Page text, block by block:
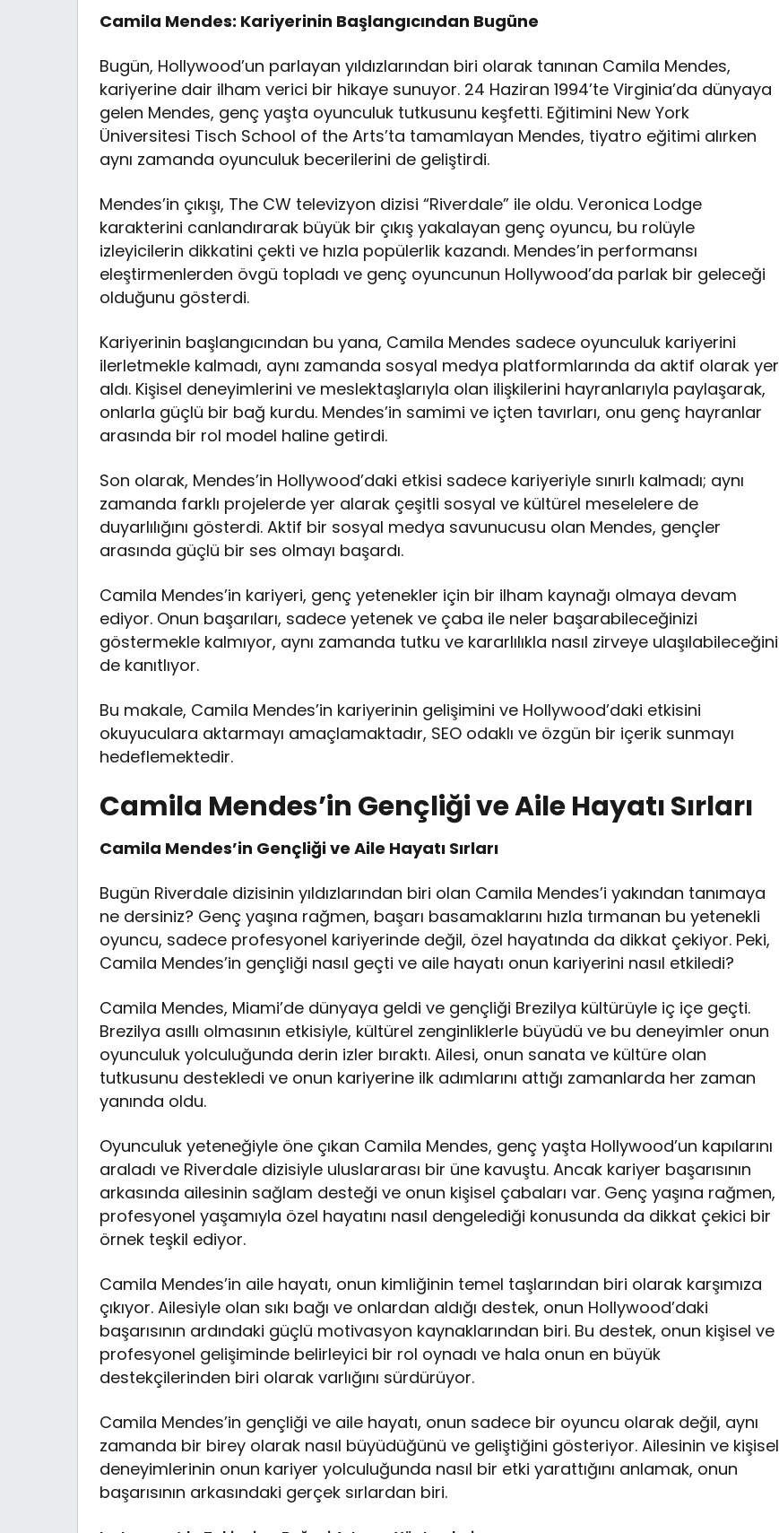
Camila Mendes: Kariyerinin Başlangıcından Bugüne
Bugün, Hollywood’un parlayan yıldızlarından biri olarak tanınan Camila Mendes,
kariyerine dair ilham verici bir hikaye sunuyor. 24 Haziran 1994’te Virginia’da dünyaya
gelen Mendes, genç yaşta oyunculuk tutkusunu keşfetti. Eğitimini New York
Üniversitesi Tisch School of the Arts’ta tamamlayan Mendes, tiyatro eğitimi alırken
aynı zamanda oyunculuk becerilerini de geliştirdi.
Mendes’in çıkışı, The CW televizyon dizisi “Riverdale” ile oldu. Veronica Lodge
karakterini canlandırarak büyük bir çıkış yakalayan genç oyuncu, bu rolüyle
izleyicilerin dikkatini çekti ve hızla popülerlik kazandı. Mendes’in performansı
eleştirmenlerden övgü topladı ve genç oyuncunun Hollywood’da parlak bir geleceği
olduğunu gösterdi.
Kariyerinin başlangıcından bu yana, Camila Mendes sadece oyunculuk kariyerini
ilerletmekle kalmadı, aynı zamanda sosyal medya platformlarında da aktif olarak yer
aldı. Kişisel deneyimlerini ve meslektaşlarıyla olan ilişkilerini hayranlarıyla paylaşarak,
onlarla güçlü bir bağ kurdu. Mendes’in samimi ve içten tavırları, onu genç hayranlar
arasında bir rol model haline getirdi.
Son olarak, Mendes’in Hollywood’daki etkisi sadece kariyeriyle sınırlı kalmadı; aynı
zamanda farklı projelerde yer alarak çeşitli sosyal ve kültürel meselelere de
duyarlılığını gösterdi. Aktif bir sosyal medya savunucusu olan Mendes, gençler
arasında güçlü bir ses olmayı başardı.
Camila Mendes’in kariyeri, genç yetenekler için bir ilham kaynağı olmaya devam
ediyor. Onun başarıları, sadece yetenek ve çaba ile neler başarabileceğinizi
göstermekle kalmıyor, aynı zamanda tutku ve kararlılıkla nasıl zirveye ulaşılabileceğini
de kanıtlıyor.
Bu makale, Camila Mendes’in kariyerinin gelişimini ve Hollywood’daki etkisini
okuyuculara aktarmayı amaçlamaktadır, SEO odaklı ve özgün bir içerik sunmayı
hedeflemektedir.
Camila Mendes’in Gençliği ve Aile Hayatı Sırları
Camila Mendes’in Gençliği ve Aile Hayatı Sırları
Bugün Riverdale dizisinin yıldızlarından biri olan Camila Mendes’i yakından tanımaya
ne dersiniz? Genç yaşına rağmen, başarı basamaklarını hızla tırmanan bu yetenekli
oyuncu, sadece profesyonel kariyerinde değil, özel hayatında da dikkat çekiyor. Peki,
Camila Mendes’in gençliği nasıl geçti ve aile hayatı onun kariyerini nasıl etkiledi?
Camila Mendes, Miami’de dünyaya geldi ve gençliği Brezilya kültürüyle iç içe geçti.
Brezilya asıllı olmasının etkisiyle, kültürel zenginliklerle büyüdü ve bu deneyimler onun
oyunculuk yolculuğunda derin izler bıraktı. Ailesi, onun sanata ve kültüre olan
tutkusunu destekledi ve onun kariyerine ilk adımlarını attığı zamanlarda her zaman
yanında oldu.
Oyunculuk yeteneğiyle öne çıkan Camila Mendes, genç yaşta Hollywood’un kapılarını
araladı ve Riverdale dizisiyle uluslararası bir üne kavuştu. Ancak kariyer başarısının
arkasında ailesinin sağlam desteği ve onun kişisel çabaları var. Genç yaşına rağmen,
profesyonel yaşamıyla özel hayatını nasıl dengelediği konusunda da dikkat çekici bir
örnek teşkil ediyor.
Camila Mendes’in aile hayatı, onun kimliğinin temel taşlarından biri olarak karşımıza
çıkıyor. Ailesiyle olan sıkı bağı ve onlardan aldığı destek, onun Hollywood’daki
başarısının ardındaki güçlü motivasyon kaynaklarından biri. Bu destek, onun kişisel ve
profesyonel gelişiminde belirleyici bir rol oynadı ve hala onun en büyük
destekçilerinden biri olarak varlığını sürdürüyor.
Camila Mendes’in gençliği ve aile hayatı, onun sadece bir oyuncu olarak değil, aynı
zamanda bir birey olarak nasıl büyüdüğünü ve geliştiğini gösteriyor. Ailesinin ve kişisel
deneyimlerinin onun kariyer yolculuğunda nasıl bir etki yarattığını anlamak, onun
başarısının arkasındaki gerçek sırlardan biri.